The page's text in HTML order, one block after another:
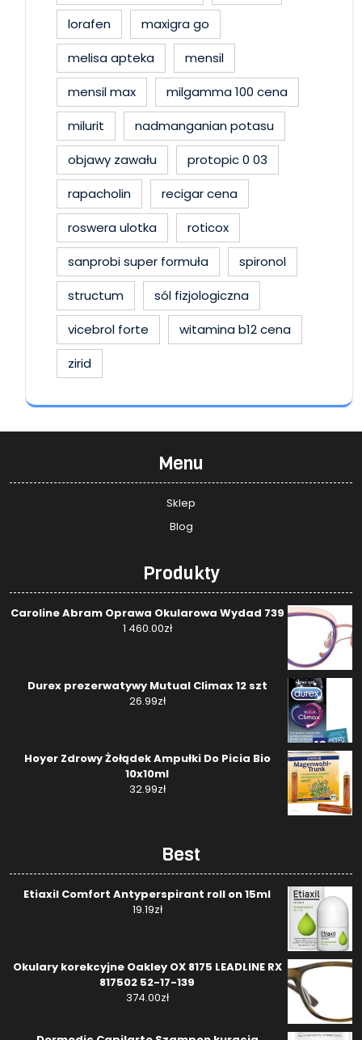
lorafen
maxigra go
melisa apteka
mensil
mensil max
milgamma 100 cena
milurit
nadmanganian potasu
objawy zawału
protopic 0 03
rapacholin
recigar cena
roswera ulotka
roticox
sanprobi super formuła
spironol
structum
sól fizjologiczna
vicebrol forte
witamina b12 cena
zirid
Menu
Sklep
Blog
Produkty
Caroline Abram Oprawa Okularowa Wydad 739
1 460.00zł
Durex prezerwatywy Mutual Climax 12 szt
26.99zł
Hoyer Zdrowy Żołądek Ampułki Do Picia Bio
10x10ml
32.99zł
Best
Etiaxil Comfort Antyperspirant roll on 15ml
19.19zł
Okulary korekcyjne Oakley OX 8175 LEADLINE RX
817502 52-17-139
374.00zł